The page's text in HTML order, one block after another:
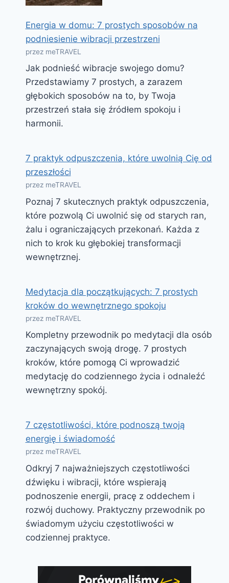
Energia w domu: 7 prostych sposobów na
podniesienie wibracji przestrzeni
przez meTRAVEL
Jak podnieść wibracje swojego domu?
Przedstawiamy 7 prostych, a zarazem
głębokich sposobów na to, by Twoja
przestrzeń stała się źródłem spokoju i
harmonii.
7 praktyk odpuszczenia, które uwolnią Cię od
przeszłości
przez meTRAVEL
Poznaj 7 skutecznych praktyk odpuszczenia,
które pozwolą Ci uwolnić się od starych ran,
żalu i ograniczających przekonań. Każda z
nich to krok ku głębokiej transformacji
wewnętrznej.
Medytacja dla początkujących: 7 prostych
kroków do wewnętrznego spokoju
przez meTRAVEL
Kompletny przewodnik po medytacji dla osób
zaczynających swoją drogę. 7 prostych
kroków, które pomogą Ci wprowadzić
medytację do codziennego życia i odnaleźć
wewnętrzny spokój.
7 częstotliwości, które podnoszą twoją
energię i świadomość
przez meTRAVEL
Odkryj 7 najważniejszych częstotliwości
dźwięku i wibracji, które wspierają
podnoszenie energii, pracę z oddechem i
rozwój duchowy. Praktyczny przewodnik po
świadomym użyciu częstotliwości w
codziennej praktyce.